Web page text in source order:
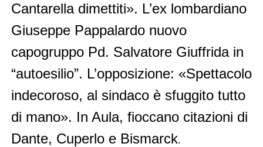
Cantarella dimettiti». L’ex lombardiano
Giuseppe Pappalardo nuovo
capogruppo Pd. Salvatore Giuffrida in
“autoesilio”. L’opposizione: «Spettacolo
indecoroso, al sindaco è sfuggito tutto
di mano». In Aula, fioccano citazioni di
Dante, Cuperlo e Bismarck.